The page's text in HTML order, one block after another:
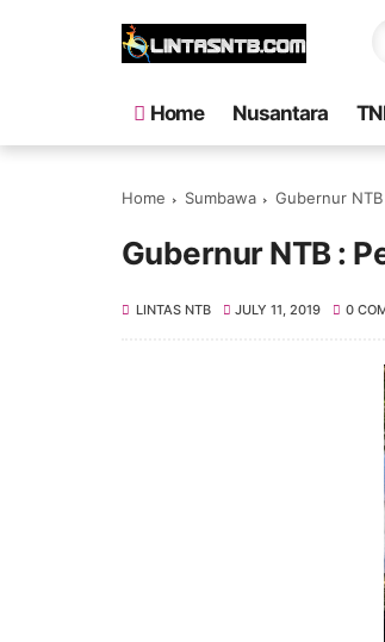
Home Nusantara
Home Sumbawa Gubernur
Gubernur NTB :
LINTAS NTB JULY 11, 2019 0